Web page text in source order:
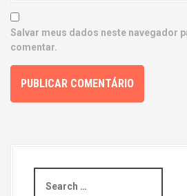
Salvar meus dados neste navegador
comentar.